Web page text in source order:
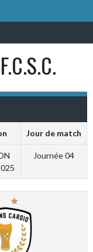
Jour de match
Journée 04